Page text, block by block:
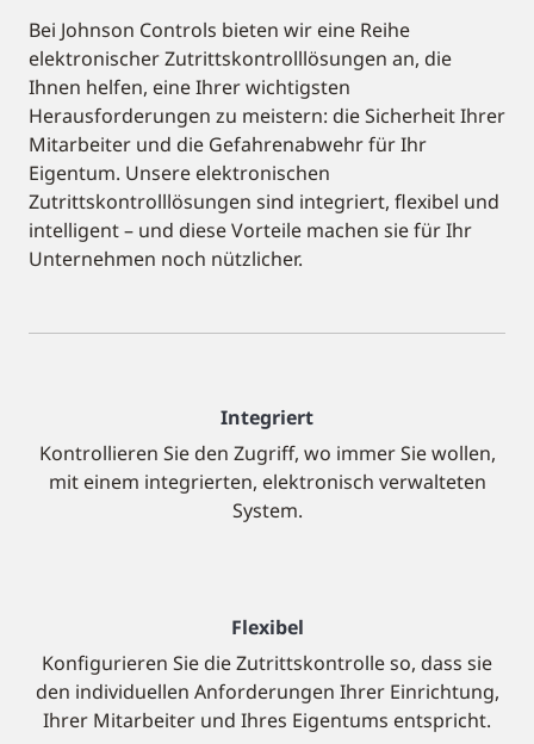
Bei Johnson Controls bieten wir eine Reihe
elektronischer Zutrittskontrolllösungen an, die
Ihnen helfen, eine Ihrer wichtigsten
Herausforderungen zu meistern: die Sicherheit Ihrer
Mitarbeiter und die Gefahrenabwehr für Ihr
Eigentum. Unsere elektronischen
Zutrittskontrolllösungen sind integriert, flexibel und
intelligent – und diese Vorteile machen sie für Ihr
Unternehmen noch nützlicher.
Integriert
Kontrollieren Sie den Zugriff, wo immer Sie wollen,
mit einem integrierten, elektronisch verwalteten
System.
Flexibel
Konfigurieren Sie die Zutrittskontrolle so, dass sie
den individuellen Anforderungen Ihrer Einrichtung,
Ihrer Mitarbeiter und Ihres Eigentums entspricht.